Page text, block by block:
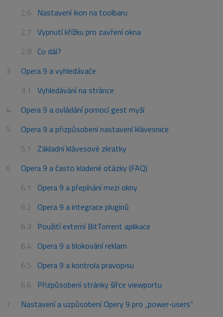
Nastavení ikon na toolbaru
Vypnutí křížku pro zavření okna
Co dál?
Opera 9 a vyhledávače
Vyhledávání na stránce
Opera 9 a ovládání pomocí gest myší
Opera 9 a přizpůsobení nastavení klávesnice
Základní klávesové zkratky
Opera 9 a často kladené otázky (FAQ)
Opera 9 a přepínání mezi okny
Opera 9 a integrace pluginů
Použití externí BitTorrent aplikace
Opera 9 a blokování reklam
Opera 9 a kontrola pravopisu
Přizpůsobení stránky šířce viewportu
Nastavení a uzpůsobení Opery 9 pro „power-users“